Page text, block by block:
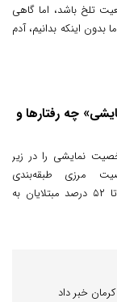
تلخ باشد، اما گاهی
اینکه بدانیم، آدم
چه رفتارها و
نمایشی را در زیر
مرزی طبقه‌بندی
می‌کنند.همچنین ۳۵ تا ۵۲ درصد مبتلایان به
هستند.
خبر داد